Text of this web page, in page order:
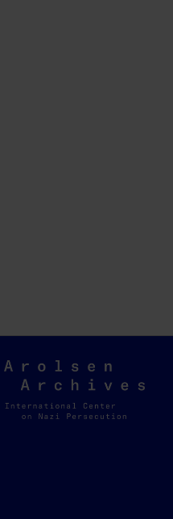
Arolsen
Archives